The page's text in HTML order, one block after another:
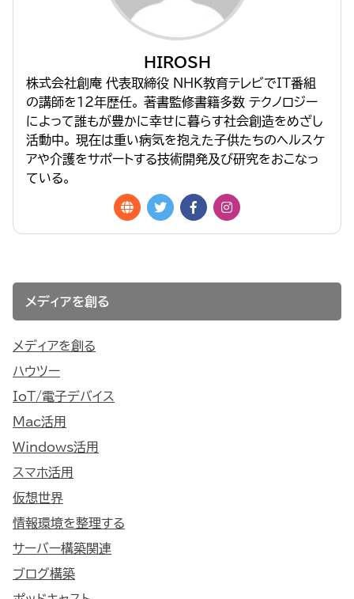
HIROSH
株式会社創庵 代表取締役 NHK教育テレビでIT番組
の講師を１２年歴任。 著書監修書籍多数 テクノロジー
によって誰もが豊かに幸せに暮らす社会創造をめざし
活動中。 現在は重い病気を抱えた子供たちのヘルスケ
アや介護をサポートする技術開発及び研究をおこなっ
ている。
メディアを創る
メディアを創る
ハウツー
IoT/電子デバイス
Mac活用
Windows活用
スマホ活用
仮想世界
情報環境を整理する
サーバー構築関連
ブログ構築